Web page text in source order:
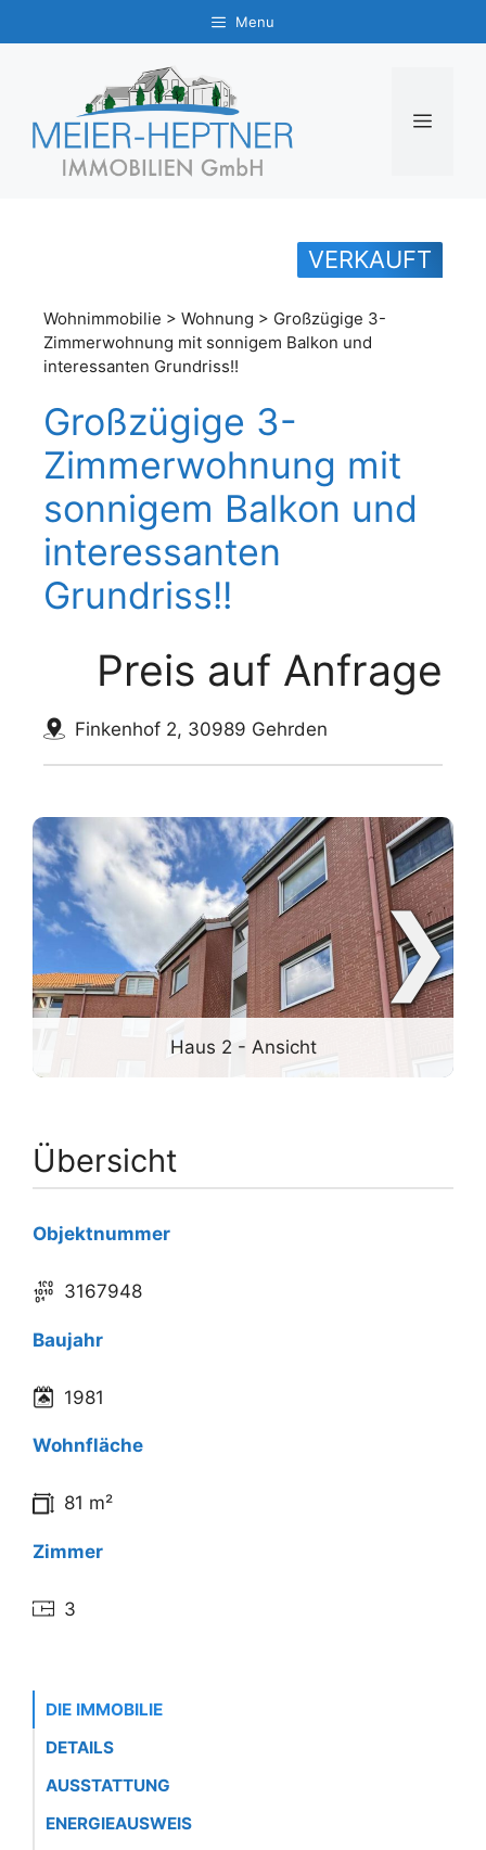
Inhalt
Menu
MENÜ
Wohnimmobilie > Wohnung > Großzügige 3-
Zimmerwohnung mit sonnigem Balkon und
interessanten Grundriss!!
VERKAUFT
Großzügige 3-
Zimmerwohnung mit
sonnigem Balkon und
interessanten
Grundriss!!
Finkenhof 2, 30989 Gehrden
Preis auf Anfrage
Haus 2 - Ansicht
❯
Übersicht
Objektnummer
3167948
Baujahr
1981
Wohnfläche
81 m²
Zimmer
3
DIE IMMOBILIE
DETAILS
AUSSTATTUNG
ENERGIEAUSWEIS